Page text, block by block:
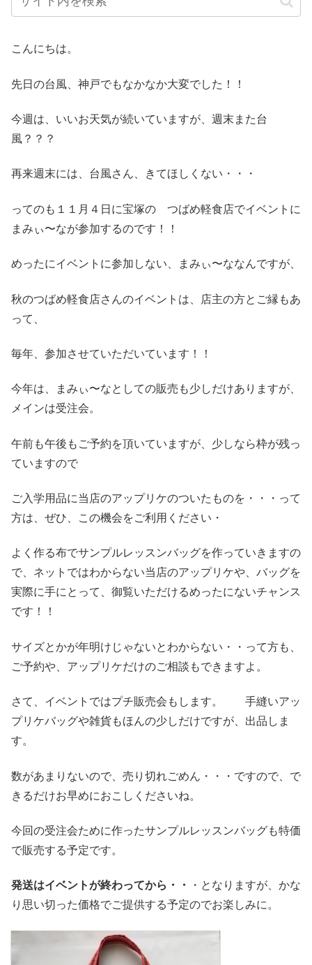
こんにちは。
先日の台風、神戸でもなかなか大変でした！！
今週は、いいお天気が続いていますが、週末また台
風？？？
再来週末には、台風さん、きてほしくない・・・
ってのも１１月４日に宝塚の つばめ軽食店でイベントに
まみぃ〜なが参加するのです！！
めったにイベントに参加しない、まみぃ〜ななんですが、
秋のつばめ軽食店さんのイベントは、店主の方とご縁もあ
って、
毎年、参加させていただいています！！
今年は、まみぃ〜なとしての販売も少しだけありますが、
メインは受注会。
午前も午後もご予約を頂いていますが、少しなら枠が残っ
ていますので
ご入学用品に当店のアップリケのついたものを・・・って
方は、ぜひ、この機会をご利用ください・
よく作る布でサンプルレッスンバッグを作っていきますの
で、ネットではわからない当店のアップリケや、バッグを
実際に手にとって、御覧いただけるめったにないチャンス
です！！
サイズとかが年明けじゃないとわからない・・って方も、
ご予約や、アップリケだけのご相談もできますよ。
さて、イベントではプチ販売会もします。 手縫いアッ
プリケバッグや雑貨もほんの少しだけですが、出品しま
す。
数があまりないので、売り切れごめん・・・ですので、で
きるだけお早めにおこしくださいね。
今回の受注会ために作ったサンプルレッスンバッグも特価
で販売する予定です。
発送はイベントが終わってから・・
・となりますが、かな
り思い切った価格でご提供する予定のでお楽しみに。